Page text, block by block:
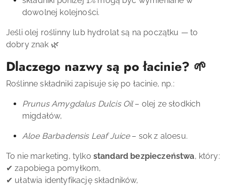
dowolnej kolejności.
Jeśli olej roślinny lub hydrolat są na początku — to
dobry znak 🌿
Dlaczego nazwy są po łacinie? 🌱
Roślinne składniki zapisuje się po łacinie, np.:
Prunus Amygdalus Dulcis Oil– olej ze słodkich
migdałów,
Aloe Barbadensis Leaf Juice– sok z aloesu.
To nie marketing, tylko standard bezpieczeństwa, który:
✔ zapobiega pomyłkom,
✔ ułatwia identyfikację składników,